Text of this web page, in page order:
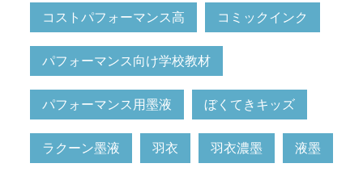
コストパフォーマンス高 コミックインク
パフォーマンス向け学校教材
パフォーマンス用墨液 ぼくてきキッズ
ラクーン墨液 羽衣 羽衣濃墨 液墨